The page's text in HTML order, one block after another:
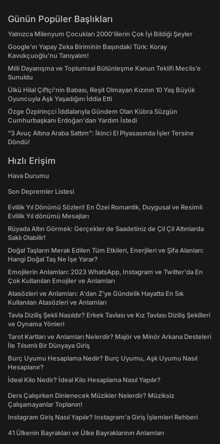
Günün Popüler Başlıkları
Yalnızca Milenyum Çocukları 2000'lilerin Çok İyi Bildiği Şeyler
Google'ın Yapay Zeka Biriminin Başındaki Türk: Koray
Kavukçuoğlu'nu Tanıyalım!
Milli Dayanışma ve Toplumsal Bütünleşme Kanun Teklifi Meclis’e
Sunuldu
Ülkü Hilal Çiftçi'nin Babası, Reşit Olmayan Kızının 10 Yaş Büyük
Oyuncuyla Aşk Yaşadığını İddia Etti
Özge Özpirinçci İddialarıyla Gündem Olan Kübra Süzgün
Cumhurbaşkanı Erdoğan'dan Yardım İstedi
"3 Avuç Altına Araba Sattım": İkinci El Piyasasında İşler Tersine
Döndü!
Hızlı Erişim
Hava Durumu
Son Depremler Listesi
Evlilik Yıl Dönümü Sözleri! En Özel Romantik, Duygusal ve Resimli
Evlilik Yıl dönümü Mesajları
Rüyada Altın Görmek: Gerçekler de Saadetiniz de Çil Çil Altınlarda
Saklı Olabilir!
Doğal Taşların Merak Edilen Tüm Etkileri, Enerjileri ve Şifa Alanları:
Hangi Doğal Taş Ne İşe Yarar?
Emojilerin Anlamları: 2023 WhatsApp, Instagram ve Twitter'da En
Çok Kullanılan Emojiler ve Anlamları
Atasözleri ve Anlamları: A'dan Z'ye Gündelik Hayatta En Sık
Kullanılan Atasözleri ve Anlamları
Tavla Diziliş Şekli Nasıldır? Erkek Tavlası ve Kız Tavlası Diziliş Şekilleri
ve Oynama Yönleri
Tarot Kartları ve Anlamları Nelerdir? Majör ve Minör Arkana Desteleri
İle Tılsımlı Bir Dünyaya Giriş
Burç Uyumu Hesaplama Nedir? Burç Uyumu, Aşk Uyumu Nasıl
Hesaplanır?
İdeal Kilo Nedir? İdeal Kilo Hesaplama Nasıl Yapılır?
Ders Çalışırken Dinlenecek Müzikler Nelerdir? Müziksiz
Çalışamayanlar Toplanın!
Instagram Giriş Nasıl Yapılır? Instagram'a Giriş İşlemleri Rehberi
41 Ülkenin Bayrakları ve Ülke Bayraklarının Anlamları